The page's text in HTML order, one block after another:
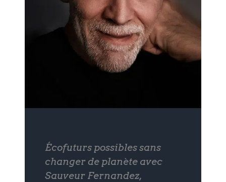
Écofuturs possibles sans
changer de planète avec
Sauveur Fernandez,